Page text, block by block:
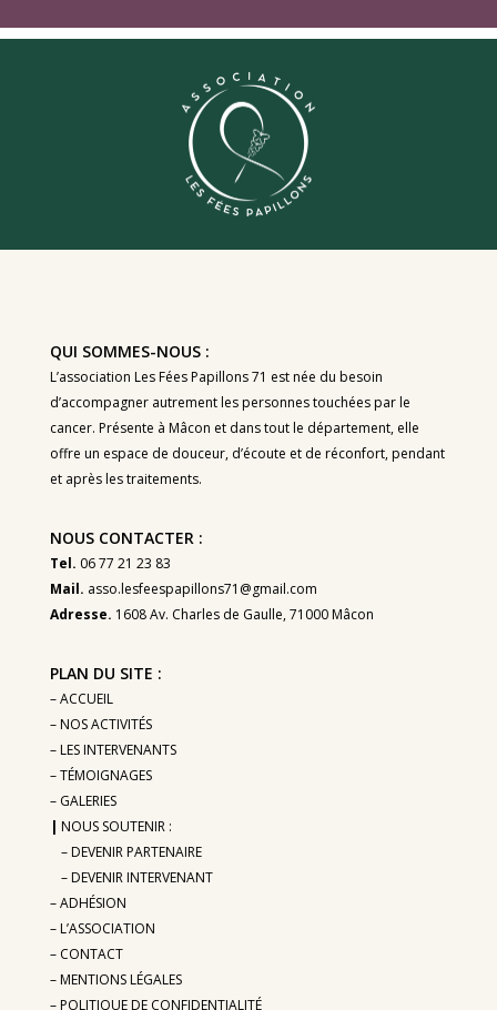
QUI SOMMES-NOUS :
L’association Les Fées Papillons 71 est née du besoin
d’accompagner autrement les personnes touchées par le
cancer. Présente à Mâcon et dans tout le département, elle
offre un espace de douceur, d’écoute et de réconfort, pendant
et après les traitements.
NOUS CONTACTER :
Tel. 06 77 21 23 83
Mail. asso.lesfeespapillons71@gmail.com
Adresse. 1608 Av. Charles de Gaulle, 71000 Mâcon
PLAN DU SITE :
– ACCUEIL
– NOS ACTIVITÉS
– LES INTERVENANTS
– TÉMOIGNAGES
– GALERIES
NOUS SOUTENIR :
– DEVENIR PARTENAIRE
– DEVENIR INTERVENANT
– ADHÉSION
– L’ASSOCIATION
– CONTACT
– MENTIONS LÉGALES
– POLITIQUE DE CONFIDENTIALITÉ